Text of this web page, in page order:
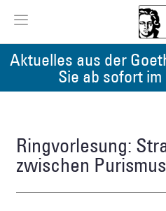
Aktuelles aus der
Sie ab sofort
Ringvorlesung:
zwischen